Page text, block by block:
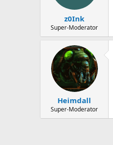
z0Ink
Super-Moderator
Heimdall
Super-Moderator